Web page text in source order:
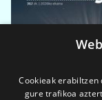
Cookieak
gure trafikoa